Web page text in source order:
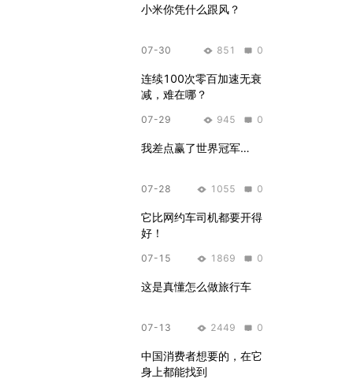
小米你凭什么跟风？
07-30 851 0
连续100次零百加速无衰
减，难在哪？
07-29 945 0
我差点赢了世界冠军…
07-28 1055 0
它比网约车司机都要开得
好！
07-15 1869 0
这是真懂怎么做旅行车
07-13 2449 0
中国消费者想要的，在它
身上都能找到